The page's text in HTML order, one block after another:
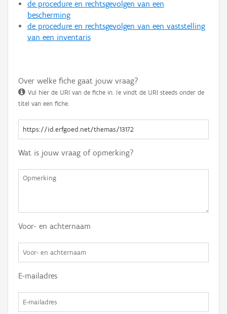
de procedure en rechtsgevolgen van een
bescherming
de procedure en rechtsgevolgen van een vaststelling
van een inventaris
Over welke fiche gaat jouw vraag?
Vul hier de URI van de fiche in. Je vindt de URI steeds onder de
titel van een fiche.
Wat is jouw vraag of opmerking?
Voor- en achternaam
E-mailadres